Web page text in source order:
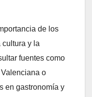
de los
cultura y la
fuentes como
o
en gastronomía y